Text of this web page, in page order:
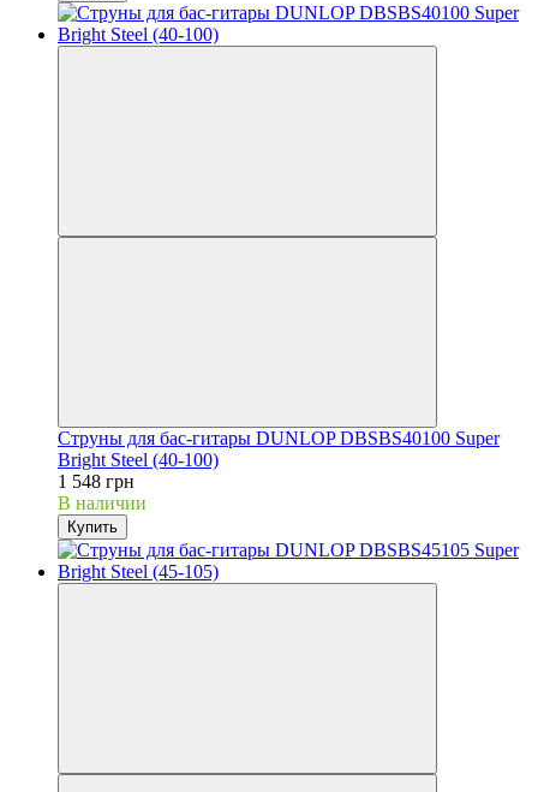
Струны для бас-гитары DUNLOP DBSBS40100 Super
Bright Steel (40-100)
1 548 грн
В наличии
Купить